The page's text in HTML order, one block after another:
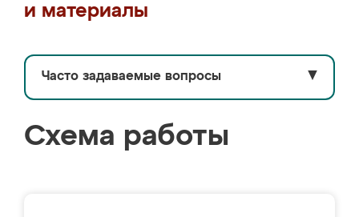
и материалы
Часто задаваемые вопросы ▼
Схема работы